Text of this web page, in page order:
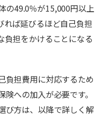
の49.0％が15,000円以上
れば延びるほど自己負担
負担をかけることになる
負担費用に対応するため
への加入が必要です。
び方は、以降で詳しく解